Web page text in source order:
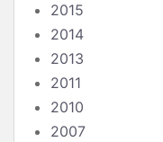
2015
2014
2013
2011
2010
2007